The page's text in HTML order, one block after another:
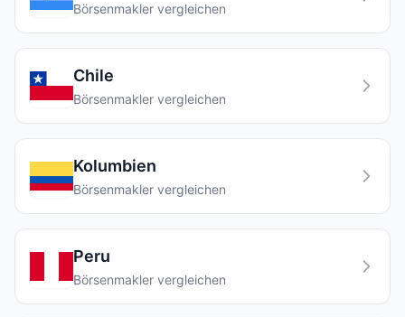
Börsenmakler vergleichen
Chile
Börsenmakler vergleichen
Kolumbien
Börsenmakler vergleichen
Peru
Börsenmakler vergleichen